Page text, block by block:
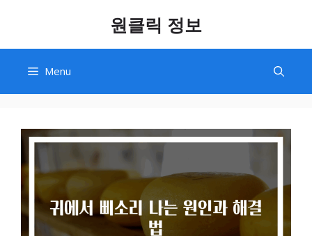
content
원클릭 정보
Menu